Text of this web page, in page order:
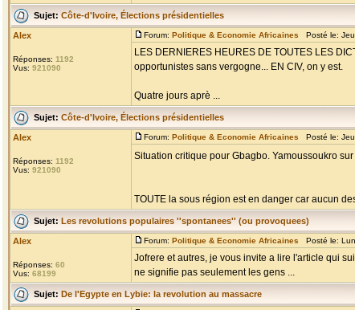
Sujet: Côte-d'Ivoire, Élections présidentielles
Alex
Réponses: 1192
Vus: 921090
Forum: Politique & Economie Africaines Posté le:
LES DERNIERES HEURES DE TOUTES LES
opportunistes sans vergogne... EN CIV, on y est.
Quatre jours aprè ...
Sujet: Côte-d'Ivoire, Élections présidentielles
Alex
Réponses: 1192
Vus: 921090
Forum: Politique & Economie Africaines Posté le:
Situation critique pour Gbagbo. Yamoussoukro
TOUTE la sous région est en danger car aucun
Sujet: Les revolutions populaires ''spontanees'' (ou provoquees)
Alex
Réponses: 60
Vus: 68199
Forum: Politique & Economie Africaines Posté le:
Jofrere et autres, je vous invite a lire l'article qui
ne signifie pas seulement les gens ...
Sujet: De l'Egypte en Lybie: la revolution au massacre